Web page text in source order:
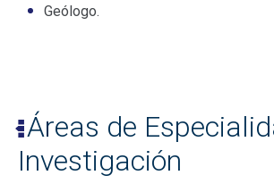
Geólogo.
Áreas de
Investigación